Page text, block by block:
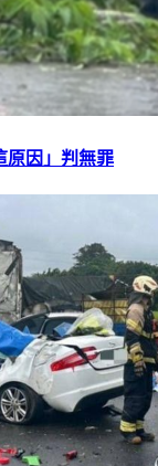
因」判無罪